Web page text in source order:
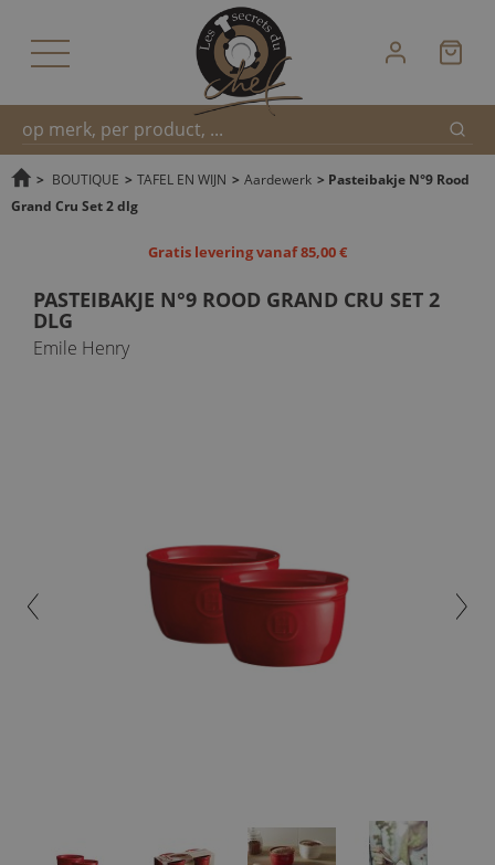
Snel
> BOUTIQUE > TAFEL EN WIJN > Aardewerk > Pasteibakje N°9 Rood
Grand Cru Set 2 dlg
Gratis levering vanaf 85,00 €
PASTEIBAKJE N°9 ROOD GRAND CRU SET 2
DLG
Emile Henry